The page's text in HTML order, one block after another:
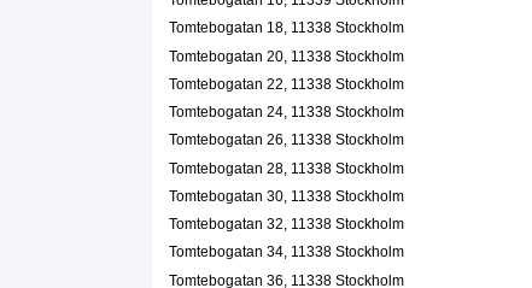
Karl Simon Zonabend
Tomtebogatan 12 Lgh 1302, 11339 Stockholm
V & W Video Int HB
08-326227
Allas Glasmästeri i Stockholm AB
Anders Börje Liljegren
Tomtebogatan 13, 11339 Stockholm
Tomtebogatan 18, 11338 Stockholm
Tomtebogatan 20, 11338 Stockholm
Tomtebogatan 22, 11338 Stockholm
Tomtebogatan 24, 11338 Stockholm
Tomtebogatan 26, 11338 Stockholm
Tomtebogatan 28, 11338 Stockholm
Tomtebogatan 30, 11338 Stockholm
Tomtebogatan 32, 11338 Stockholm
Tomtebogatan 34, 11338 Stockholm
Tomtebogatan 36, 11338 Stockholm